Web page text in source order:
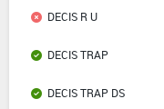
DECIS R U
DECIS TRAP
DECIS TRAP DS